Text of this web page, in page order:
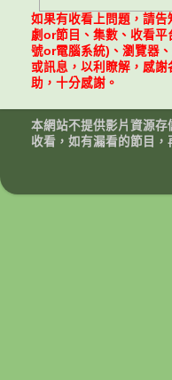
如果有收看上問題，請告
劇or節目、集數、收看平
號or電腦系統)、瀏覽器
或訊息，以利瞭解，感謝
助，十分感謝。
本網站不提供影片資源
收看，如有漏看的節目，